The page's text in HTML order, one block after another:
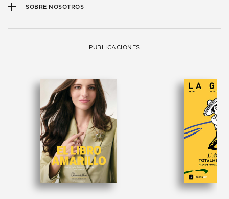
SOBRE NOSOTROS
PUBLICACIONES